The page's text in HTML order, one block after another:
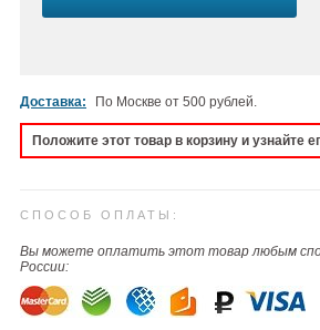
Доставка: По Москве от 500 рублей.
Положите этот товар в корзину и узнайте
СПОСОБ ОПЛАТЫ:
Вы можете оплатить этот товар любым
России: